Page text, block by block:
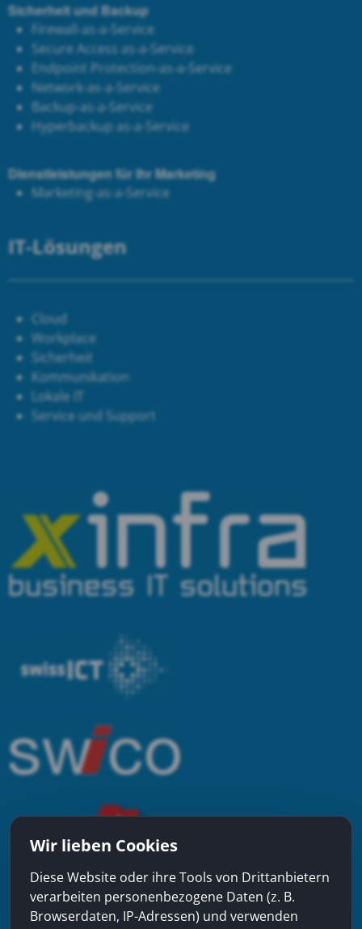
Sicherheit und Backup
Firewall-as-a-Service
Secure Access as-a-Service
Endpoint Protection-as-a-Service
Network-as-a-Service
Backup-as-a-Service
Hyperbackup as-a-Service
Dienstleistungen für Ihr Marketing
Marketing-as-a-Service
IT-Lösungen
Cloud
Workplace
Sicherheit
Kommunikation
Lokale IT
Service und Support
Wir lieben Cookies
Diese Website oder ihre Tools von Drittanbietern
verarbeiten personenbezogene Daten (z. B.
Browserdaten, IP-Adressen) und verwenden